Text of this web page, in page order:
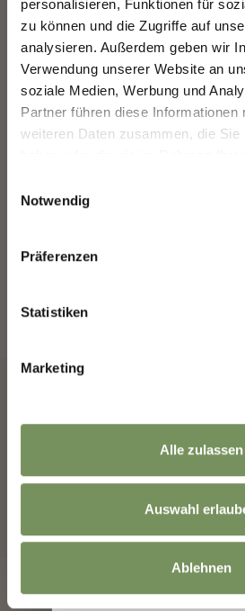
personalisieren, Funktionen für
zu können und die Zugriffe auf
analysieren. Außerdem geben wir
Verwendung unserer Website an
soziale Medien, Werbung und
Partner führen diese Informationen
weiteren Daten zusammen, die Sie
Notwendig
Präferenzen
Statistiken
Marketing
Alle zulassen
Auswahl
Ablehnen
BUCHE DEINEN
Plane jetzt unverbindlich
GESTALTEN —
MERANS ZUKUNFT
GEMEINSAM.
Deine Meinung zählt. Scannen,